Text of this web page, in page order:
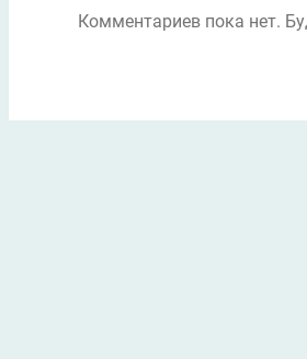
Комментариев пока нет.